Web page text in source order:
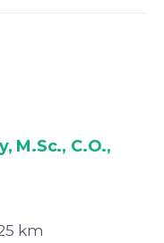
M.Sc., C.O.,
km